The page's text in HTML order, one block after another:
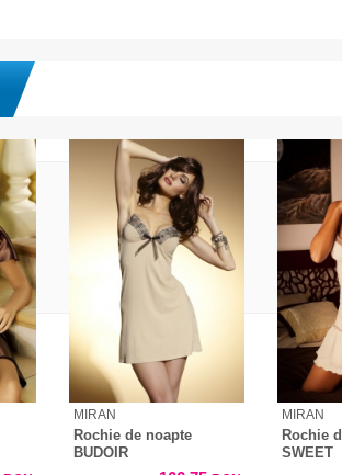
MIRAN
Rochie de noapte
BUDOIR
MIRAN
Rochie
SWEET